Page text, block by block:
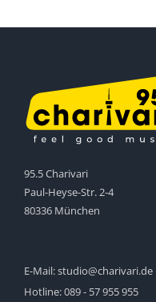
95.5 Charivari
Paul-Heyse-Str. 2-4
80336 München
E-Mail:studio@charivari.de
Hotline:089 - 57 955 955